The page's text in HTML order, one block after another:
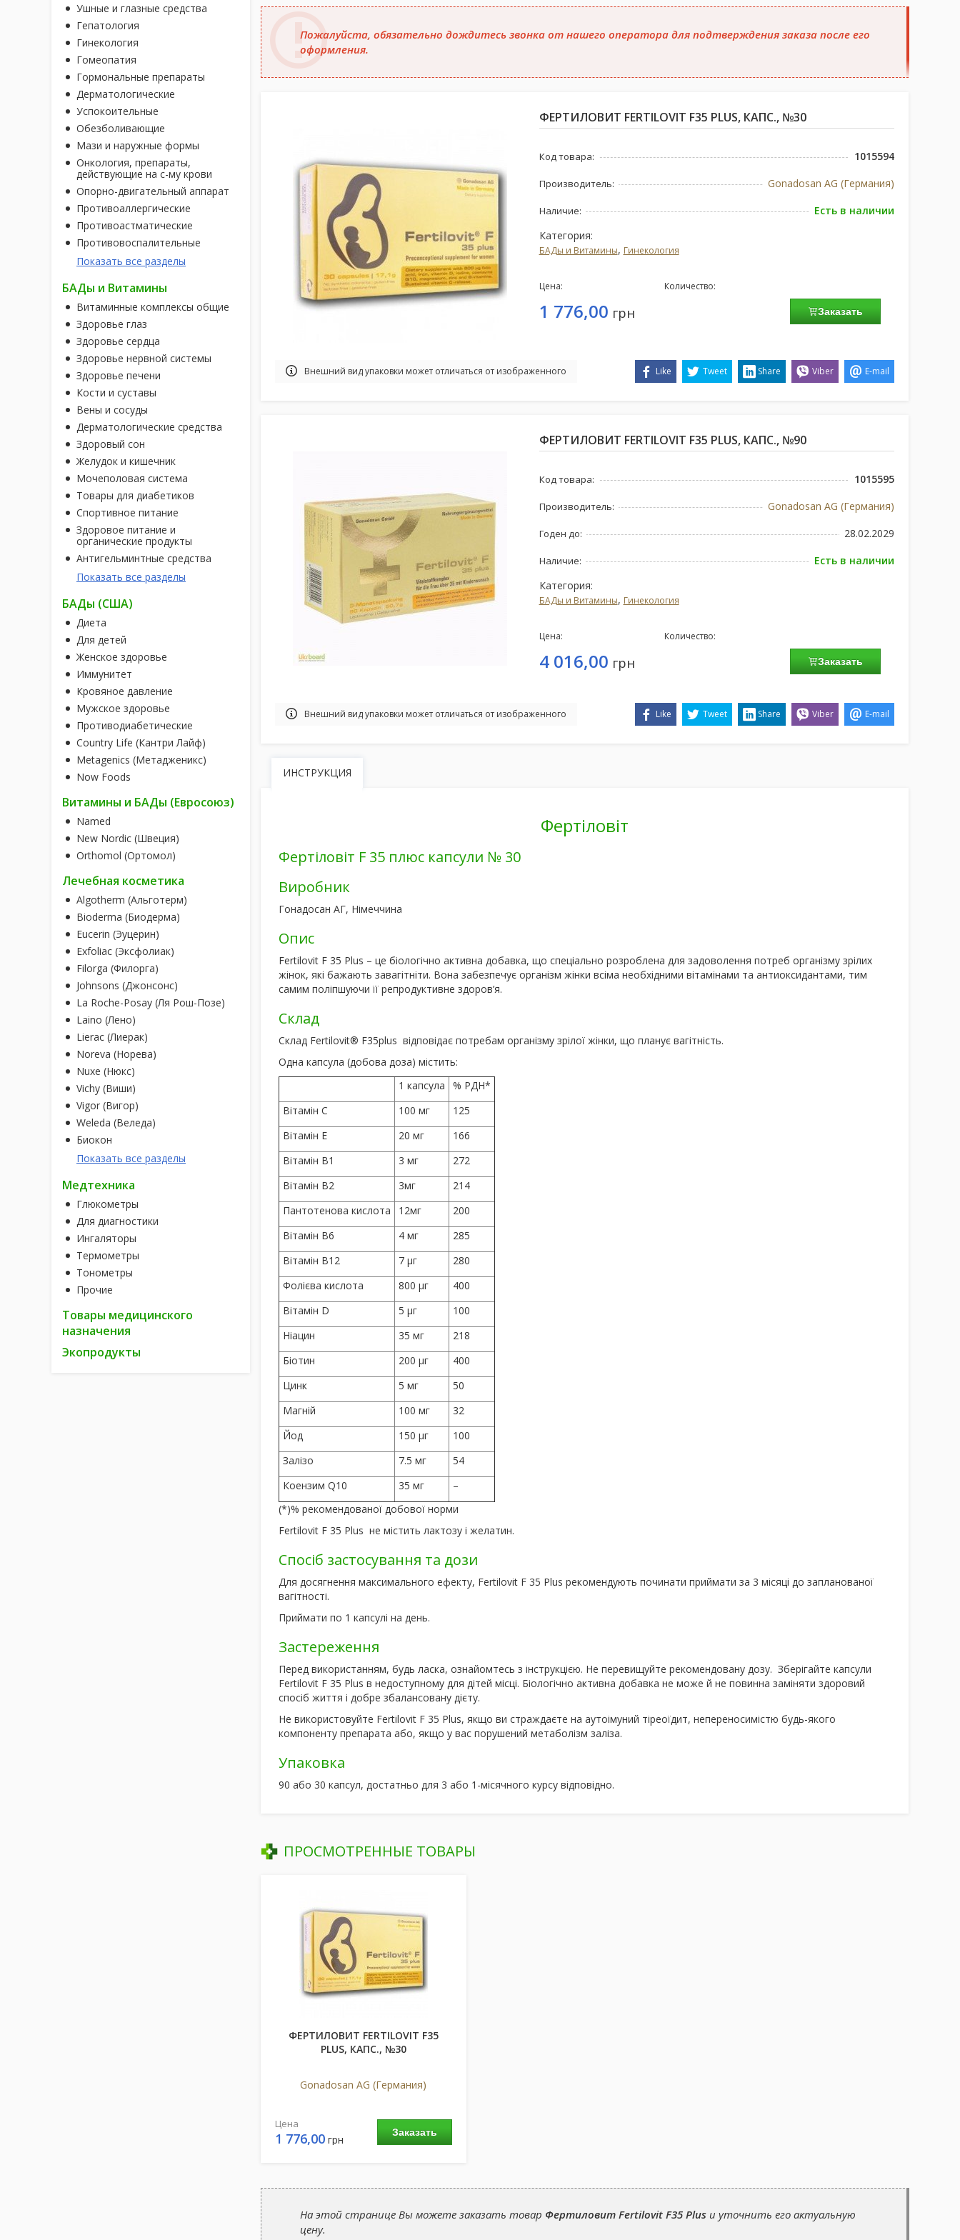
Ушные и глазные средства
Гепатология
Гинекология
Гомеопатия
Гормональные препараты
Дерматологические
Успокоительные
Обезболивающие
Мази и наружные формы
Онкология, препараты,
действующие на с-му крови
Опорно-двигательный аппарат
Противоаллергические
Противоастматические
Противовоспалительные
Показать все разделы
БАДы и Витамины
Витаминные комплексы общие
Здоровье глаз
Здоровье сердца
Здоровье нервной системы
Здоровье печени
Кости и суставы
Вены и сосуды
Дерматологические средства
Здоровый сон
Желудок и кишечник
Мочеполовая система
Товары для диабетиков
Спортивное питание
Здоровое питание и
органические продукты
Антигельминтные средства
Показать все разделы
БАДы (США)
Диета
Для детей
Женское здоровье
Иммунитет
Кровяное давление
Мужское здоровье
Противодиабетические
Country Life (Кантри Лайф)
Metagenics (Метадженикс)
Now Foods
Витамины и БАДы (Евросоюз)
Named
New Nordic (Швеция)
Orthomol (Ортомол)
Лечебная косметика
Algotherm (Альготерм)
Bioderma (Биодерма)
Eucerin (Эуцерин)
Exfoliac (Эксфолиак)
Filorga (Филорга)
Johnsons (Джонсонс)
La Roche-Posay (Ля Рош-Позе)
Laino (Лено)
Lierac (Лиерак)
Noreva (Норева)
Nuxe (Нюкс)
Vichy (Виши)
Vigor (Вигор)
Weleda (Веледа)
Биокон
Показать все разделы
Медтехника
Глюкометры
Для диагностики
Ингаляторы
Термометры
Тонометры
Прочие
Товары медицинского
назначения
Экопродукты
Пожалуйста, обязательно дождитесь звонка от нашего оператора для подтверждения заказа после его
оформления.
ФЕРТИЛОВИТ FERTILOVIT F35 PLUS, КАПС., №30
Код товара: 1015594
Производитель: Gonadosan AG (Германия)
Наличие:
Есть в наличии
Категория:
БАДы и Витамины, Гинекология
Цена:
1 776,00 грн
Количество:
Заказать
Внешний вид упаковки может отличаться от изображенного Like Tweet Share Viber E-mail
ФЕРТИЛОВИТ FERTILOVIT F35 PLUS, КАПС., №90
Код товара: 1015595
Производитель: Gonadosan AG (Германия)
Годен до: 28.02.2029
Наличие:
Есть в наличии
Категория:
БАДы и Витамины, Гинекология
Цена:
4 016,00 грн
Количество:
Заказать
Внешний вид упаковки может отличаться от изображенного Like Tweet Share Viber E-mail
ИНСТРУКЦИЯ
Фертіловіт
Фертіловіт F 35 плюс капсули № 30
Виробник
Гонадосан АГ, Німеччина
Опис
Fertilovit F 35 Plus – це біологічно активна добавка, що спеціально розроблена для задоволення потреб організму зрілих
жінок, які бажають завагітніти. Вона забезпечує організм жінки всіма необхідними вітамінами та антиоксидантами, тим
самим поліпшуючи її репродуктивне здоров’я.
Склад
Склад Fertilovit® F35plus відповідає потребам організму зрілої жінки, що планує вагітність.
Одна капсула (добова доза) містить:
1 капсула
% РДН*
Вітамін C
100 мг
125
Вітамін E
20 мг
166
Вітамін B1
3 мг
272
Вітамін B2
3мг
214
Пантотенова кислота
12мг
200
Вітамін B6
4 мг
285
Вітамін B12
7 µг
280
Фолієва кислота
800 µг
400
Вітамін D
5 µг
100
Ніацин
35 мг
218
Біотин
200 µг
400
Цинк
5 мг
50
Магній
100 мг
32
Йод
150 µг
100
Залізо
7.5 мг
54
Коензим Q10
35 мг
–
(*)% рекомендованої добової норми
Fertilovit F 35 Plus не містить лактозу і желатин.
Спосіб застосування та дози
Для досягнення максимального ефекту, Fertilovit F 35 Plus рекомендують починати приймати за 3 місяці до запланованої
вагітності.
Приймати по 1 капсулі на день.
Застереження
Перед використанням, будь ласка, ознайомтесь з інструкцією. Не перевищуйте рекомендовану дозу. Зберігайте капсули
Fertilovit F 35 Plus в недоступному для дітей місці. Біологічно активна добавка не може й не повинна заміняти здоровий
спосіб життя і добре збалансовану дієту.
Не використовуйте Fertilovit F 35 Plus, якщо ви страждаєте на аутоімуний тіреоїдит, непереносимістю будь-якого
компоненту препарата або, якщо у вас порушений метаболізм заліза.
Упаковка
90 або 30 капсул, достатньо для 3 або 1-місячного курсу відповідно.
ПРОСМОТРЕННЫЕ ТОВАРЫ
ФЕРТИЛОВИТ FERTILOVIT F35
PLUS, КАПС., №30
Gonadosan AG (Германия)
Заказать
Цена
1 776,00грн
На этой странице Вы можете заказать товар Фертиловит Fertilovit F35 Plusи уточнить его актуальную
цену.